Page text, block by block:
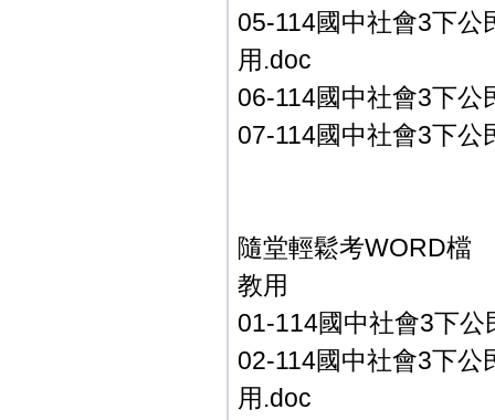
05-114國中社會3下
用.doc
06-114國中社會3下
07-114國中社會3下
隨堂輕鬆考WORD檔
教用
01-114國中社會3下
02-114國中社會3下
用.doc